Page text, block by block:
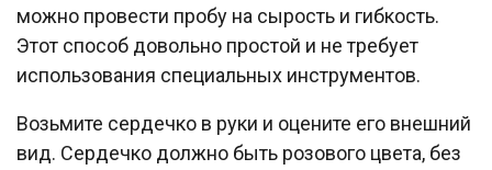
можно провести пробу на сырость и гибкость.
Этот способ довольно простой и не требует
использования специальных инструментов.
Возьмите сердечко в руки и оцените его внешний
вид. Сердечко должно быть розового цвета, без